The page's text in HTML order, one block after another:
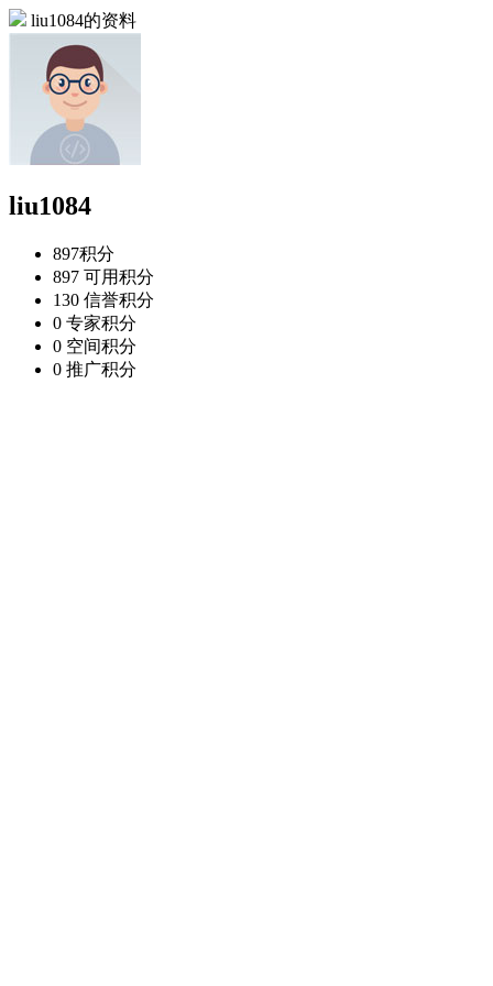
liu1084的资料
liu1084
897积分
897 可用积分
130 信誉积分
0 专家积分
0 空间积分
0 推广积分